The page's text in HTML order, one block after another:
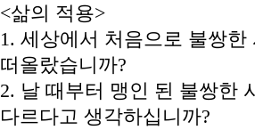
<삶의 적용>
1. 세상에서 처음으로 불쌍
떠올랐습니까?
2. 날 때부터 맹인 된 불쌍한
다르다고 생각하십니까?